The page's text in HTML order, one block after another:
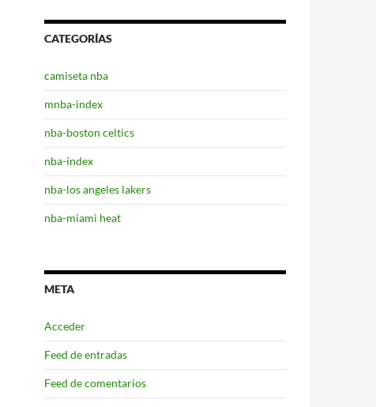
CATEGORÍAS
camiseta nba
mnba-index
nba-boston celtics
nba-index
nba-los angeles lakers
nba-miami heat
META
Acceder
Feed de entradas
Feed de comentarios